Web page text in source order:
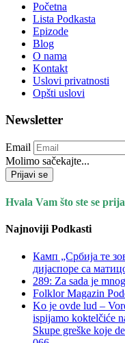
Početna
Lista Podkasta
Epizode
Blog
O nama
Kontakt
Uslovi privatnosti
Opšti uslovi
Newsletter
Email
Molimo sačekajte...
Prijavi se
Hvala Vam što ste se
Najnoviji Podkasti
Камп „Србија те
дијаспоре са
289: Za sada je
Folklor Magazin
Ko je ovde lud –
ispijamo koktelčiće
Skupe greške koje